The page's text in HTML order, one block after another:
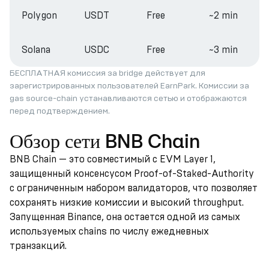
Polygon USDT Free ~2 min
Solana USDC Free ~3 min
БЕСПЛАТНАЯ комиссия за bridge действует для
зарегистрированных пользователей EarnPark. Комиссии за
gas source-chain устанавливаются сетью и отображаются
перед подтверждением.
Обзор сети BNB Chain
BNB Chain — это совместимый с EVM Layer 1,
защищенный консенсусом Proof-of-Staked-Authority
с ограниченным набором валидаторов, что позволяет
сохранять низкие комиссии и высокий throughput.
Запущенная Binance, она остается одной из самых
используемых chains по числу ежедневных
транзакций.